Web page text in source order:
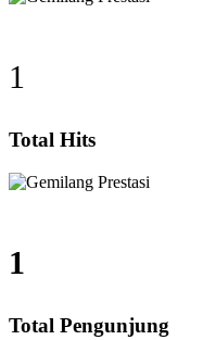
1
Total Hits
1
Total Pengunjung